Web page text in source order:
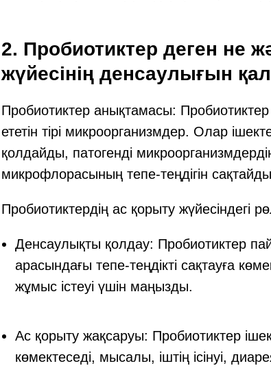
2. Пробиотиктер деген не
жүйесінің денсаулығын
Пробиотиктер анықтамасы:
ететін тірі микроорганизмдер. Олар
қолдайды, патогенді
микрофлорасының тепе-теңдігін
Пробиотиктердің ас қорыту жүйесіндегі
Денсаулықты қолдау: Пробиотиктер
арасындағы тепе-теңдікті сақтауға
жұмыс істеуі үшін маңызды.
Ас қорыту жақсаруы: Пробиотиктер
көмектеседі, мысалы, іштің ісінуі,